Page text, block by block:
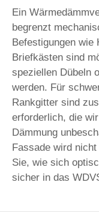
Ein
begrenzt
Befestigungen wie
Briefkästen sind
speziellen Dübeln
werden. Für
Rankgitter sind
erforderlich, die
Dämmung
Fassade wird
Sie, wie sich
sicher in das